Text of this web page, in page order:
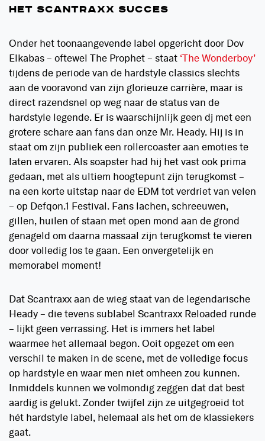
HET SCANTRAXX SUCCES
Onder het toonaangevende label opgericht door Dov
Elkabas – oftewel The Prophet – staat ‘The Wonderboy’
tijdens de periode van de hardstyle classics slechts
aan de vooravond van zijn glorieuze carrière, maar is
direct razendsnel op weg naar de status van de
hardstyle legende. Er is waarschijnlijk geen dj met een
grotere schare aan fans dan onze Mr. Heady. Hij is in
staat om zijn publiek een rollercoaster aan emoties te
laten ervaren. Als soapster had hij het vast ook prima
gedaan, met als ultiem hoogtepunt zijn terugkomst –
na een korte uitstap naar de EDM tot verdriet van velen
– op Defqon.1 Festival. Fans lachen, schreeuwen,
gillen, huilen of staan met open mond aan de grond
genageld om daarna massaal zijn terugkomst te vieren
door volledig los te gaan. Een onvergetelijk en
memorabel moment!
Dat Scantraxx aan de wieg staat van de legendarische
Heady – die tevens sublabel Scantraxx Reloaded runde
– lijkt geen verrassing. Het is immers het label
waarmee het allemaal begon. Ooit opgezet om een
verschil te maken in de scene, met de volledige focus
op hardstyle en waar men niet omheen zou kunnen.
Inmiddels kunnen we volmondig zeggen dat dat best
aardig is gelukt. Zonder twijfel zijn ze uitgegroeid tot
hét hardstyle label, helemaal als het om de klassiekers
gaat.